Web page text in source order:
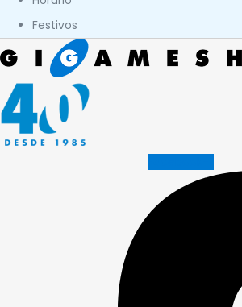
Festivos